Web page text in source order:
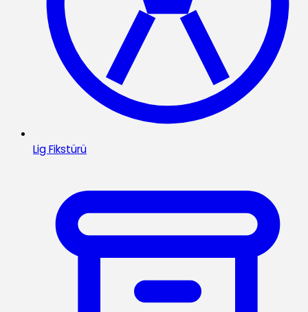
Lig Fikstürü